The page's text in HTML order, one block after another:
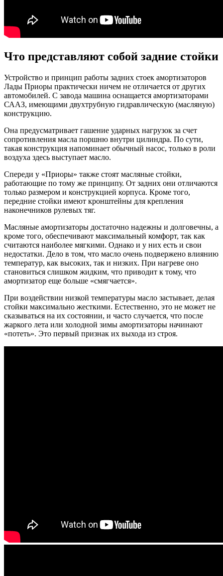
Что представляют собой задние стойки
Устройство и принцип работы задних стоек амортизаторов
Лады Приоры практически ничем не отличается от других
автомобилей. С завода машина оснащается амортизаторами
СААЗ, имеющими двухтрубную гидравлическую (масляную)
конструкцию.
Она предусматривает гашение ударных нагрузок за счет
сопротивления масла поршню внутри цилиндра. По сути,
такая конструкция напоминает обычный насос, только в роли
воздуха здесь выступает масло.
Спереди у «Приоры» также стоят масляные стойки,
работающие по тому же принципу. От задних они отличаются
только размером и конструкцией корпуса. Кроме того,
передние стойки имеют кронштейны для крепления
наконечников рулевых тяг.
Масляные амортизаторы достаточно надежны и долговечны, а
кроме того, обеспечивают максимальный комфорт, так как
считаются наиболее мягкими. Однако и у них есть и свои
недостатки. Дело в том, что масло очень подвержено влиянию
температур, как высоких, так и низких. При нагреве оно
становиться слишком жидким, что приводит к тому, что
амортизатор еще больше «смягчается».
При воздействии низкой температуры масло застывает, делая
стойки максимально жесткими. Естественно, это не может не
сказываться на их состоянии, и часто случается, что после
жаркого лета или холодной зимы амортизаторы начинают
«потеть». Это первый признак их выхода из строя.